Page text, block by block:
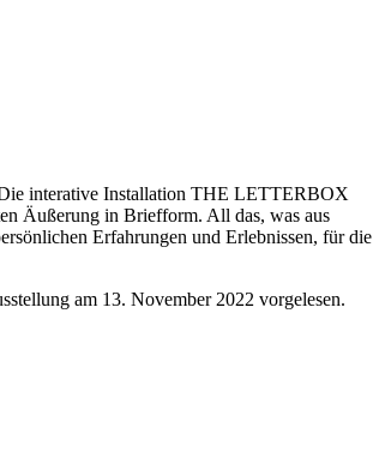
Die interative Installation THE LETTERBOX
Äußerung in Briefform. All das, was aus
Erfahrungen und Erlebnissen, für die
am 13. November 2022 vorgelesen.